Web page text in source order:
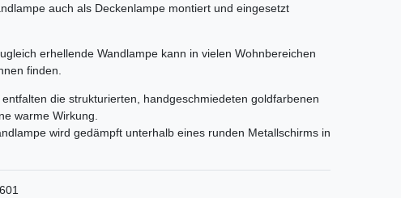
auch als Deckenlampe montiert und eingesetzt
erhellende Wandlampe kann in vielen Wohnbereichen
finden.
die strukturierten, handgeschmiedeten goldfarbenen
warme Wirkung.
wird gedämpft unterhalb eines runden Metallschirms in